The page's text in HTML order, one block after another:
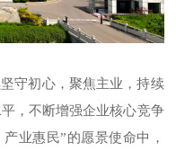
守初心，聚焦主业，持续
，不断增强企业核心竞争
产业惠民”的愿景使命中，